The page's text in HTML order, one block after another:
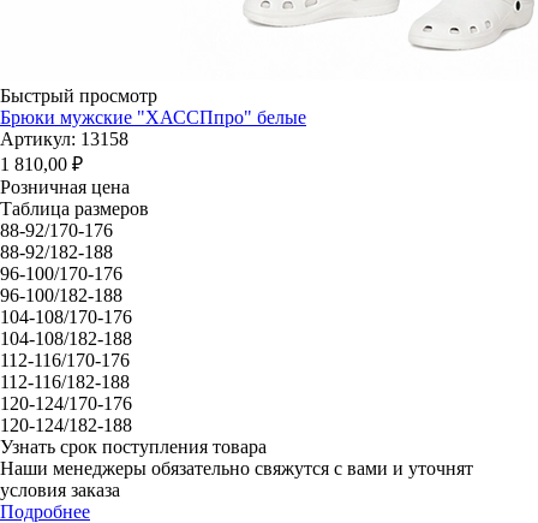
Быстрый просмотр
Брюки мужские "ХАССПпро" белые
Артикул: 13158
1 810,00 ₽
Розничная цена
Таблица размеров
88-92/170-176
88-92/182-188
96-100/170-176
96-100/182-188
104-108/170-176
104-108/182-188
112-116/170-176
112-116/182-188
120-124/170-176
120-124/182-188
Узнать срок поступления товара
Наши менеджеры обязательно свяжутся с вами и уточнят
условия заказа
Подробнее